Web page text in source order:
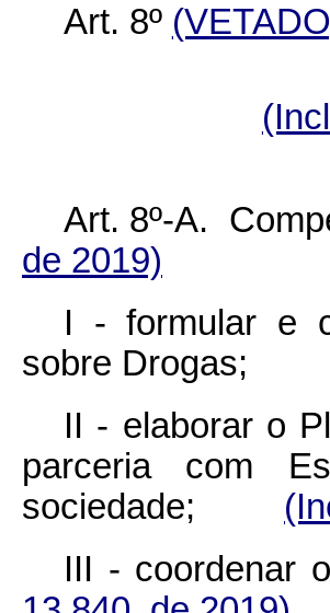
Art. 8º
Art. 8º-A.
de 2019)
I - formular e
sobre Drogas;
II - elaborar o
parceria com
sociedade;
III -